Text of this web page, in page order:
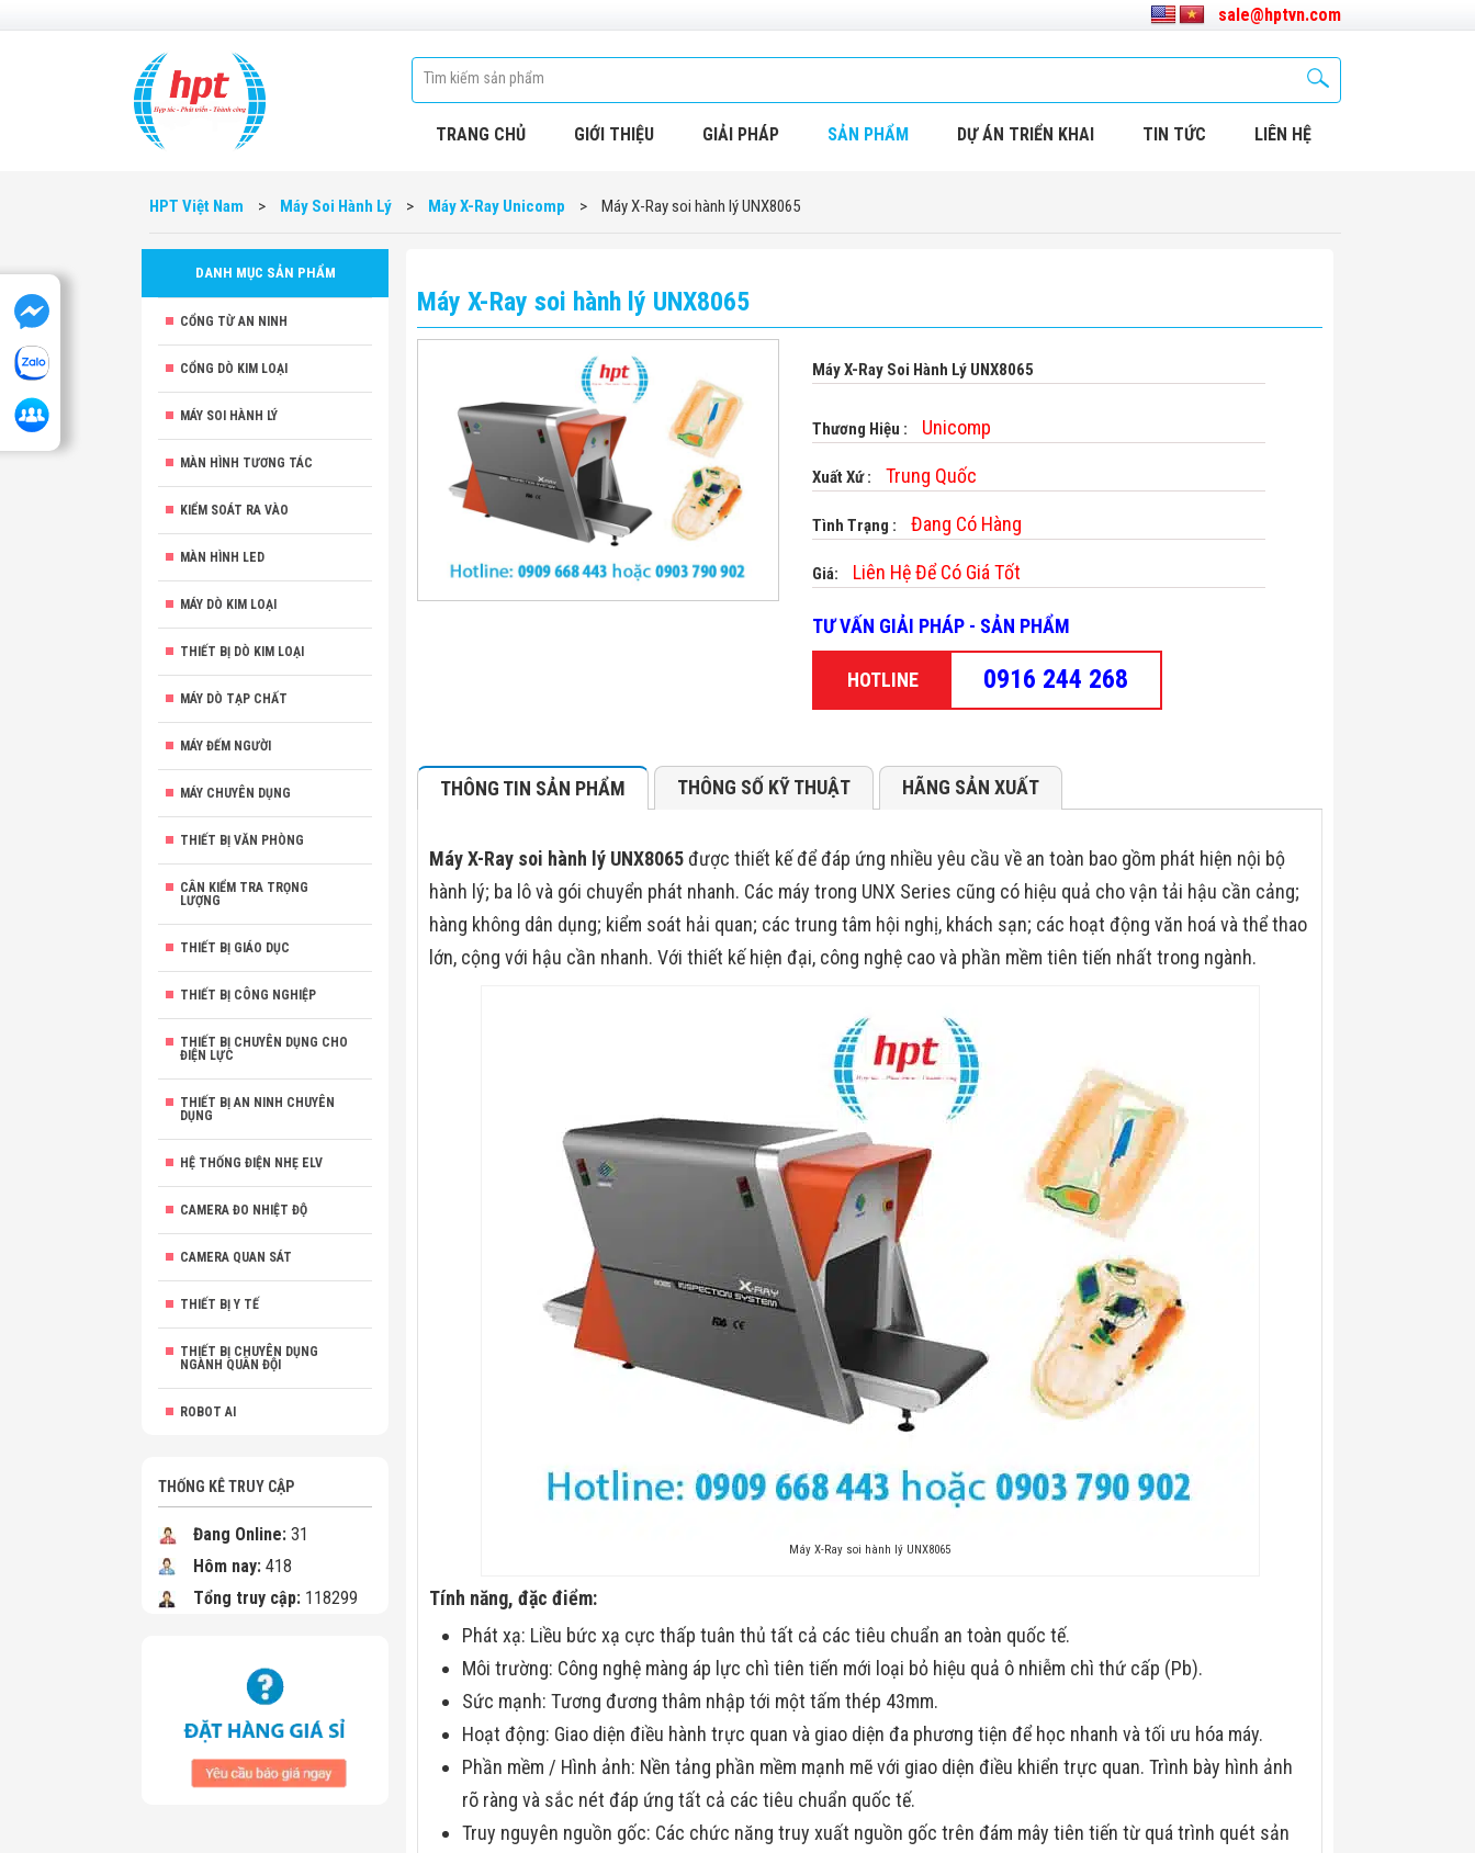
sale@hptvn.com
TRANG CHỦ GIỚI THIỆU GIẢI PHÁP SẢN PHẨM DỰ ÁN TRIỂN KHAI TIN TỨC LIÊN HỆ
HPT Việt Nam > Máy Soi Hành Lý > Máy X-Ray Unicomp > Máy X-Ray soi hành lý UNX8065
DANH MỤC SẢN PHẨM
CỔNG TỪ AN NINH
CỔNG DÒ KIM LOẠI
MÁY SOI HÀNH LÝ
MÀN HÌNH TƯƠNG TÁC
KIỂM SOÁT RA VÀO
MÀN HÌNH LED
MÁY DÒ KIM LOẠI
THIẾT BỊ DÒ KIM LOẠI
MÁY DÒ TẠP CHẤT
MÁY ĐẾM NGƯỜI
MÁY CHUYÊN DỤNG
THIẾT BỊ VĂN PHÒNG
CÂN KIỂM TRA TRỌNG
LƯỢNG
THIẾT BỊ GIÁO DỤC
THIẾT BỊ CÔNG NGHIỆP
THIẾT BỊ CHUYÊN DỤNG CHO
ĐIỆN LỰC
THIẾT BỊ AN NINH CHUYÊN
DỤNG
HỆ THỐNG ĐIỆN NHẸ ELV
CAMERA ĐO NHIỆT ĐỘ
CAMERA QUAN SÁT
THIẾT BỊ Y TẾ
THIẾT BỊ CHUYÊN DỤNG
NGÀNH QUÂN ĐỘI
ROBOT AI
THỐNG KÊ TRUY CẬP
Đang Online: 31
Hôm nay: 418
Tổng truy cập: 118299
Máy X-Ray soi hành lý UNX8065
Máy X-Ray Soi Hành Lý UNX8065
Thương Hiệu : Unicomp
Xuất Xứ : Trung Quốc
Tình Trạng : Đang Có Hàng
Giá: Liên Hệ Để Có Giá Tốt
TƯ VẤN GIẢI PHÁP - SẢN PHẨM
HOTLINE 0916 244 268
THÔNG TIN SẢN PHẨM THÔNG SỐ KỸ THUẬT HÃNG SẢN XUẤT
Máy X-Ray soi hành lý UNX8065được thiết kế để đáp ứng nhiều yêu cầu về an toàn bao gồm phát hiện nội bộ
hành lý; ba lô và gói chuyển phát nhanh. Các máy trong UNX Series cũng có hiệu quả cho vận tải hậu cần cảng;
hàng không dân dụng; kiểm soát hải quan; các trung tâm hội nghị, khách sạn; các hoạt động văn hoá và thể thao
lớn, cộng với hậu cần nhanh. Với thiết kế hiện đại, công nghệ cao và phần mềm tiên tiến nhất trong ngành.
Máy X-Ray soi hành lý UNX8065
Tính năng, đặc điểm:
Phát xạ: Liều bức xạ cực thấp tuân thủ tất cả các tiêu chuẩn an toàn quốc tế.
Môi trường: Công nghệ màng áp lực chì tiên tiến mới loại bỏ hiệu quả ô nhiễm chì thứ cấp (Pb).
Sức mạnh: Tương đương thâm nhập tới một tấm thép 43mm.
Hoạt động: Giao diện điều hành trực quan và giao diện đa phương tiện để học nhanh và tối ưu hóa máy.
Phần mềm / Hình ảnh: Nền tảng phần mềm mạnh mẽ với giao diện điều khiển trực quan. Trình bày hình ảnh
rõ ràng và sắc nét đáp ứng tất cả các tiêu chuẩn quốc tế.
Truy nguyên nguồn gốc: Các chức năng truy xuất nguồn gốc trên đám mây tiên tiến từ quá trình quét sản